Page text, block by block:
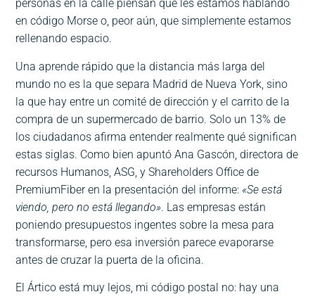
personas en la calle piensan que les estamos hablando
en código Morse o, peor aún, que simplemente estamos
rellenando espacio.
Una aprende rápido que la distancia más larga del
mundo no es la que separa Madrid de Nueva York, sino
la que hay entre un comité de dirección y el carrito de la
compra de un supermercado de barrio. Solo un 13% de
los ciudadanos afirma entender realmente qué significan
estas siglas. Como bien apuntó Ana Gascón, directora de
recursos Humanos, ASG, y Shareholders Office de
PremiumFiber en la presentación del informe: «Se está
viendo, pero no está llegando». Las empresas están
poniendo presupuestos ingentes sobre la mesa para
transformarse, pero esa inversión parece evaporarse
antes de cruzar la puerta de la oficina.
El Ártico está muy lejos, mi código postal no: hay una